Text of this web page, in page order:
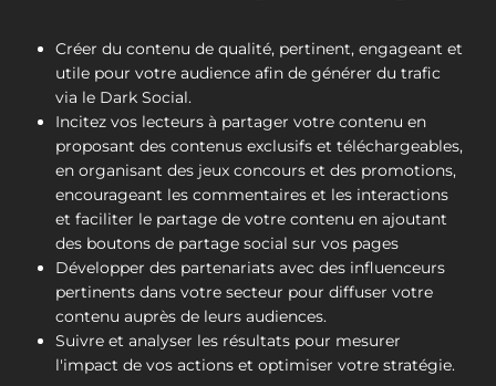
Créer du contenu de qualité, pertinent, engageant et
utile pour votre audience afin de générer du trafic
via le Dark Social.
Incitez vos lecteurs à partager votre contenu en
proposant des contenus exclusifs et téléchargeables,
en organisant des jeux concours et des promotions,
encourageant les commentaires et les interactions
et faciliter le partage de votre contenu en ajoutant
des boutons de partage social sur vos pages
Développer des partenariats avec des influenceurs
pertinents dans votre secteur pour diffuser votre
contenu auprès de leurs audiences.
Suivre et analyser les résultats pour mesurer
l'impact de vos actions et optimiser votre stratégie.